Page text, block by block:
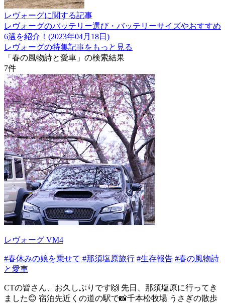
レヴォーグに関する記事
レヴォーグのバッテリー選び・バッテリーサイズやおすすめ
6選を紹介！(2023年04月18日)
レヴォーグの特集記事をもっと見る
「春の風物詩と愛車」の検索結果
7件
レヴォーグ VM4
#春休みの娘を乗せて #那須塩原旅行 #生存報告 #春の風物詩
と愛車
CTの皆さん、お久しぶりです🙌 先日、那須塩原に行ってき
ました😊 宿泊先近くの道の駅で📸千本松牧場 うさぎの散歩